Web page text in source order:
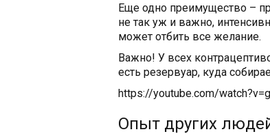
Еще одно преимущество –
не так уж и важно,
может отбить все желание.
Важно! У всех
есть резервуар, куда
https://youtube.com/
Опыт других